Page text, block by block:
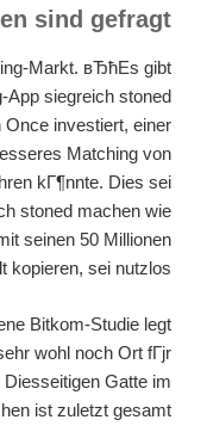
sind gefragt
Markt. вЂћEs gibt
App siegreich stoned
investiert, einer
Matching von
kГ¶nnte. Dies sei
stoned machen wie
seinen 50 Millionen
kopieren, sei nutzlos.
Bitkom-Studie legt
wohl noch Ort fГјr
Gatte im
ist zuletzt gesamt